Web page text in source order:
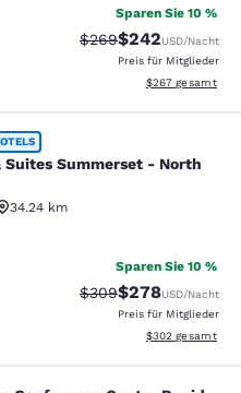
Sparen Sie 10 %
Durchgestrichener
$269Vergünstigter
$242USD/Nacht
Preis für Mitglieder
Geschätzte
$267 gesamt
Summerset -
Suites Summerset - North
34.24 km
Außergewöhnlich. 33
Sparen Sie 10 %
Durchgestrichener
$309Vergünstigter
$278USD/Nacht
Preis für Mitglieder
Geschätzte
$302 gesamt